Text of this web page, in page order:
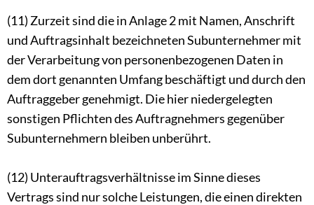
(11) Zurzeit sind die in Anlage 2 mit Namen, Anschrift
und Auftragsinhalt bezeichneten Subunternehmer mit
der Verarbeitung von personenbezogenen Daten in
dem dort genannten Umfang beschäftigt und durch den
Auftraggeber genehmigt. Die hier niedergelegten
sonstigen Pflichten des Auftragnehmers gegenüber
Subunternehmern bleiben unberührt.
(12) Unterauftragsverhältnisse im Sinne dieses
Vertrags sind nur solche Leistungen, die einen direkten